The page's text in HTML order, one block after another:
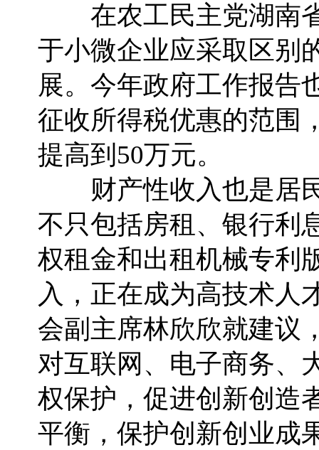
在农工民主党湖南省
于小微企业应采取区别
展。今年政府工作报告
征收所得税优惠的范围
提高到50万元。
财产性收入也是居民
不只包括房租、银行利
权租金和出租机械专利
入，正在成为高技术人
会副主席林欣欣就建议
对互联网、电子商务、
权保护，促进创新创造
平衡，保护创新创业成